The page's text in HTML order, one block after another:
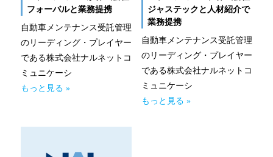
フォーバルと業務提携
自動車メンテナンス受託管理
のリーディング・プレイヤー
である株式会社ナルネットコ
ミュニケーシ
もっと見る »
ジャステックと人材紹介で
業務提携
自動車メンテナンス受託管理
のリーディング・プレイヤー
である株式会社ナルネットコ
ミュニケーシ
もっと見る »